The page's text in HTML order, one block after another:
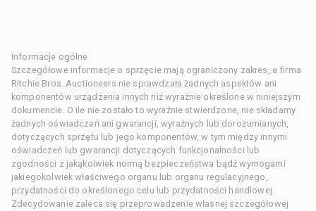
Informacje ogólne
Szczegółowe informacje o sprzęcie mają ograniczony zakres, a firma
Ritchie Bros. Auctioneers nie sprawdzała żadnych aspektów ani
komponentów urządzenia innych niż wyraźnie określone w niniejszym
dokumencie. O ile nie zostało to wyraźnie stwierdzone, nie składamy
żadnych oświadczeń ani gwarancji, wyraźnych lub dorozumianych,
dotyczących sprzętu lub jego komponentów, w tym między innymi
oświadczeń lub gwarancji dotyczących funkcjonalności lub
zgodności z jakąkolwiek normą bezpieczeństwa bądź wymogami
jakiegokolwiek właściwego organu lub organu regulacyjnego,
przydatności do określonego celu lub przydatności handlowej.
Zdecydowanie zaleca się przeprowadzenie własnej szczegółowej